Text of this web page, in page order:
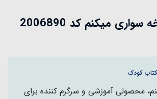
کتاب کودک
سواری میکنم، محصولی آموزشی و سرگرم کننده برای